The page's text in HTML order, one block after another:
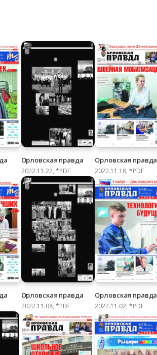
Орловская правда
2022.11.22, *PDF
Орловская правда
2022.11.18, *PDF
Орловская правда
2022.11.08, *PDF
Орловская правда
2022.11.02, *PDF